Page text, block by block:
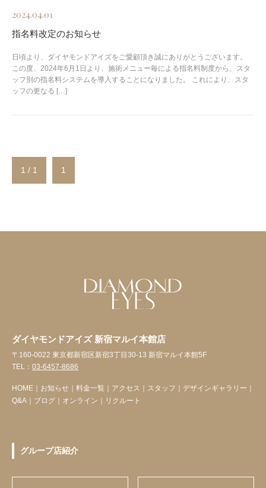
2024.04.01
指名料改定のお知らせ
日頃より、ダイヤモンドアイズをご愛顧頂き誠にありがとうございます。
この度、2024年6月1日より、施術メニュー毎による指名料制度から、スタ
ッフ別の指名料システムを導入することになりました。 これにより、スタ
ッフの更なる […]
1 / 1 1
ダイヤモンドアイズ 新宿マルイ本館店
〒160-0022 東京都新宿区新宿3丁目30-13 新宿マルイ本館5F
TEL： 03-6457-8686
HOME お知らせ 料金一覧 アクセス スタッフ デザインギャラリー
Q&A
ブログ オンライン リクルート
グループ店紹介